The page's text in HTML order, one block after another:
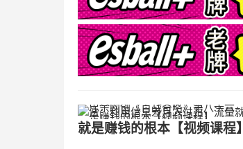
就是赚钱的根本【视频课程】